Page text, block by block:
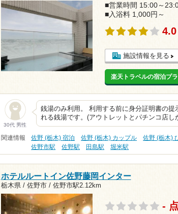
■営業時間 15:00～
■入浴料 1,000円～
施設情報を見る
楽天トラベルの宿泊プ
30代 男性
銭湯のみ利用。 利用する前に身分証明書の
れる銭湯です。(アウトレットとパチンコ店
関連情報 佐野 (栃木) 宿泊 佐野 (栃木) カップル 佐野 (栃木)
佐野市駅
佐野駅 田島駅 堀米駅
ホテルルートイン佐野藤岡インター
栃木県 / 佐野市 / 佐野市駅2.12km
- 点